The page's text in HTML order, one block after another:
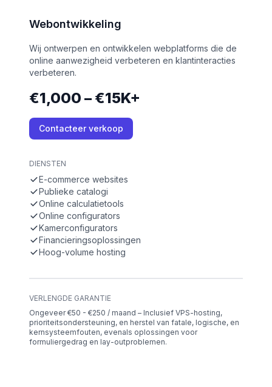
Webontwikkeling
Wij ontwerpen en ontwikkelen webplatforms die de
online aanwezigheid verbeteren en klantinteracties
verbeteren.
€1,000 – €15K+
Contacteer verkoop
DIENSTEN
E-commerce websites
Publieke catalogi
Online calculatietools
Online configurators
Kamerconfigurators
Financieringsoplossingen
Hoog-volume hosting
VERLENGDE GARANTIE
Ongeveer €50 - €250 / maand – Inclusief VPS-hosting,
prioriteitsondersteuning, en herstel van fatale, logische, en
kernsysteemfouten, evenals oplossingen voor
formuliergedrag en lay-outproblemen.